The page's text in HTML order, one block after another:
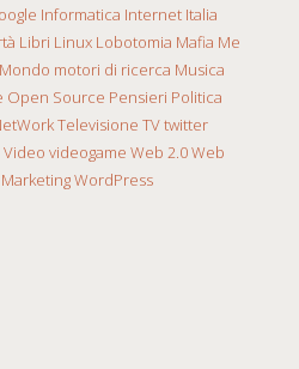
Informatica Internet Italia
Libri Linux Lobotomia Mafia Me
Mondo motori di ricerca Musica
Open Source Pensieri Politica
Televisione TVtwitter
Video videogame Web 2.0Web
MarketingWordPress